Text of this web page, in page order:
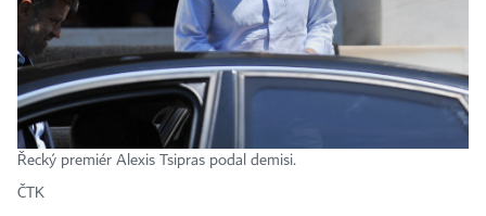
Řecký premiér Alexis Tsipras podal demisi.
ČTK